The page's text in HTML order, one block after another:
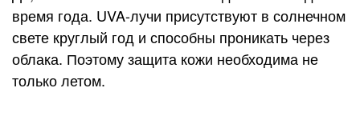
время года. UVA-лучи присутствуют в солнечном
свете круглый год и способны проникать через
облака. Поэтому защита кожи необходима не
только летом.